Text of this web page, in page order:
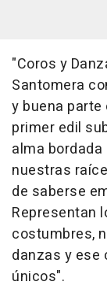
"Coros y
Santomera
y buena parte
primer edil
alma
nuestras
de saberse
Representan
costumbres,
danzas y ese
únicos".